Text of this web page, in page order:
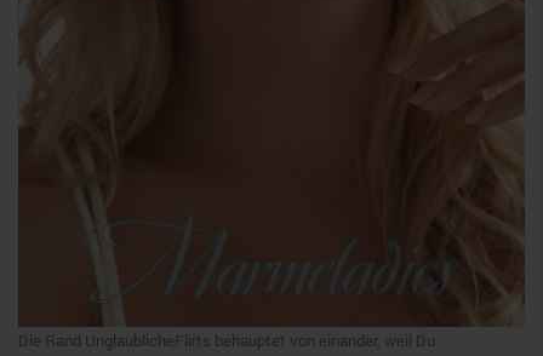
Die Rand UnglaublicheFlirts behauptet von einander, weil Du